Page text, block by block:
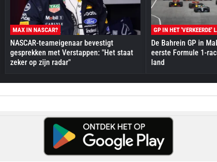
MAX IN NASCAR?
NASCAR-teameigenaar bevestigt
gesprekken met Verstappen: "Het staat
zeker op zijn radar"
GP IN HET 'VERKEERDE'
De Bahrein GP in
eerste Formule 1-
land